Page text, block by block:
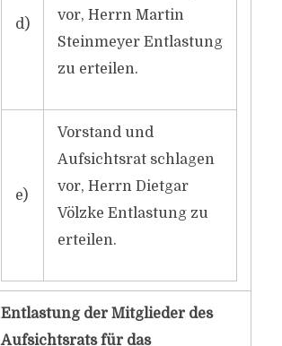
d)
vor, Herrn Martin
Steinmeyer Entlastung
zu erteilen.
e)
Vorstand und
Aufsichtsrat schlagen
vor, Herrn Dietgar
Völzke Entlastung zu
erteilen.
Entlastung der Mitglieder des
Aufsichtsrats für das